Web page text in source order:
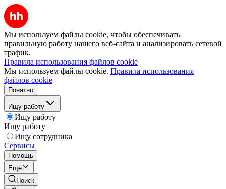
Мы используем файлы cookie, чтобы обеспечивать
правильную работу нашего веб-сайта и анализировать сетевой
трафик.
Правила использования файлов cookie
Мы используем файлы cookie. Правила использования
файлов cookie
Понятно
Ищу работу
Ищу работу
Ищу работу
Ищу сотрудника
Сервисы
Помощь
Ещё
Поиск